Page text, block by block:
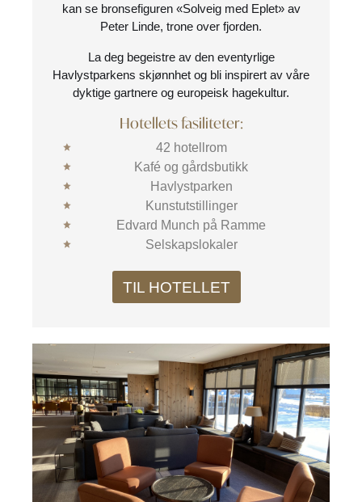
kan se bronsefiguren «Solveig med Eplet» av
Peter Linde, trone over fjorden.
La deg begeistre av den eventyrlige
Havlystparkens skjønnhet og bli inspirert av våre
dyktige gartnere og europeisk hagekultur.
Hotellets fasiliteter:
42 hotellrom
Kafé og gårdsbutikk
Havlystparken
Kunstutstillinger
Edvard Munch på Ramme
Selskapslokaler
TIL HOTELLET